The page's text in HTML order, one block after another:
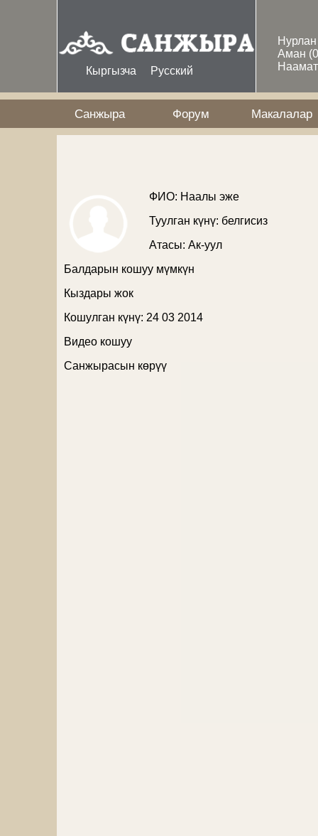
Кыргызча Русский
Аман
Санжыра Форум Макалалар
ФИО: Наалы эже
Туулган күнү: белгисиз
Атасы: Ак-уул
Балдарын кошуу мүмкүн
Кыздары жок
Кошулган күнү: 24 03 2014
Видео кошуу
Санжырасын көрүү